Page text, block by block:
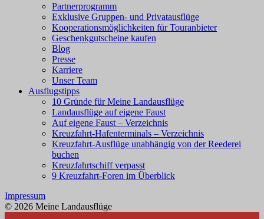
Partnerprogramm
Exklusive Gruppen- und Privatausflüge
Kooperationsmöglichkeiten für Touranbieter
Geschenkgutscheine kaufen
Blog
Presse
Karriere
Unser Team
Ausflugstipps
10 Gründe für Meine Landausflüge
Landausflüge auf eigene Faust
Auf eigene Faust – Verzeichnis
Kreuzfahrt-Hafenterminals – Verzeichnis
Kreuzfahrt-Ausflüge unabhängig von der Reederei
buchen
Kreuzfahrtschiff verpasst
9 Kreuzfahrt-Foren im Überblick
Impressum
© 2026 Meine Landausflüge